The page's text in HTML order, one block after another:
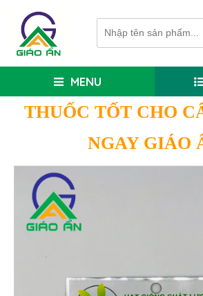
MENU
THUỐC TỐT CHO
NGAY GIÁO